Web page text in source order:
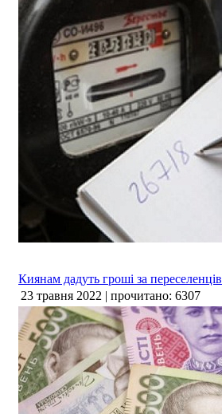
Киянам дадуть гроші за переселенців
23 травня 2022 | прочитано: 6307